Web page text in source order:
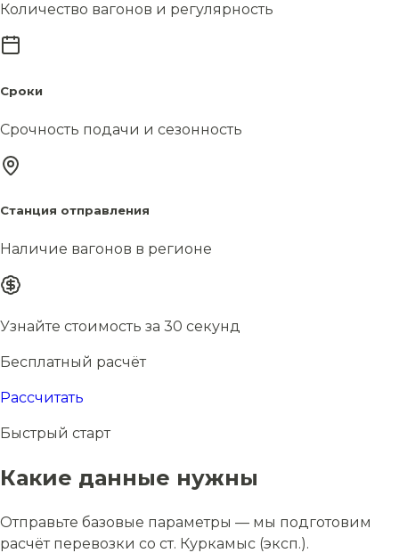
Количество вагонов и регулярность
Сроки
Срочность подачи и сезонность
Станция отправления
Наличие вагонов в регионе
Узнайте стоимость за 30 секунд
Бесплатный расчёт
Рассчитать
Быстрый старт
Какие данные нужны
Отправьте базовые параметры — мы подготовим
расчёт перевозки со ст. Куркамыс (эксп.).